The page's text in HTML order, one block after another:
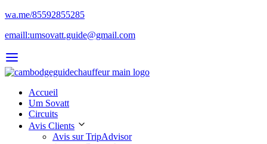
wa.me/85592855285
emaill:umsovatt.guide@gmail.com
Accueil
Um Sovatt
Circuits
Avis Clients
Avis sur TripAdvisor